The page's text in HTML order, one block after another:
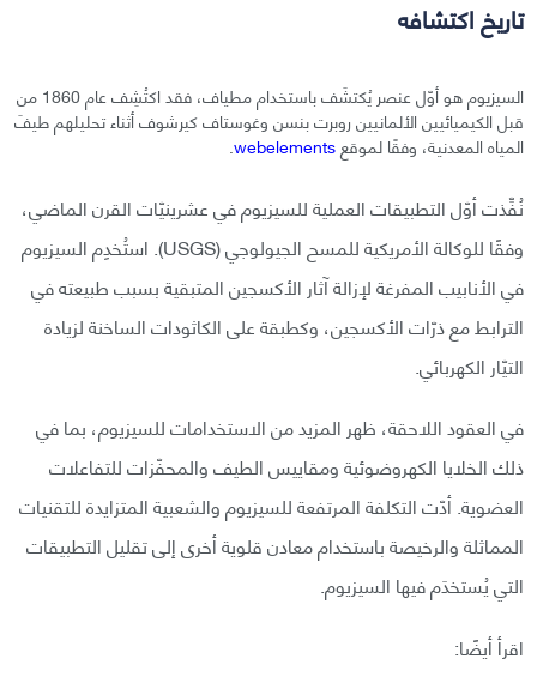
تاريخ اكتشافه
السيزيوم هو أوّل عنصر يُكتشَف باستخدام مطياف، فقد اكتُشِف عام 1860 من
قبل الكيميائيين الألمانيين روبرت بنسن وغوستاف كيرشوف أثناء تحليلهم طيفَ
المياه المعدنية، وفقًا لموقعwebelements
.
نُفِّذت أوّل التطبيقات العملية للسيزيوم في عشرينيّات القرن الماضي،
وفقًا للوكالة الأمريكية للمسح الجيولوجي (USGS). استُخدِم السيزيوم
في الأنابيب المفرغة لإزالة آثار الأكسجين المتبقية بسبب طبيعته في
الترابط مع ذرّات الأكسجين، وكطبقة على الكاثودات الساخنة لزيادة
التيّار الكهربائي.
في العقود اللاحقة، ظهر المزيد من الاستخدامات للسيزيوم، بما في
ذلك الخلايا الكهروضوئية ومقاييس الطيف والمحفّزات للتفاعلات
العضوية. أدّت التكلفة المرتفعة للسيزيوم والشعبية المتزايدة للتقنيات
المماثلة والرخيصة باستخدام معادن قلوية أخرى إلى تقليل التطبيقات
التي يُستخدَم فيها السيزيوم.
اقرأ أيضًا: